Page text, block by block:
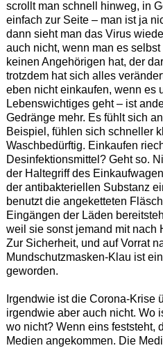
scrollt man schnell hinweg, in
einfach zur Seite – man ist ja
dann sieht man das Virus
auch nicht, wenn man es
keinen Angehörigen hat, der
trotzdem hat sich alles
eben nicht einkaufen, wenn es
Lebenswichtiges geht – ist
Gedränge mehr. Es fühlt sich
Beispiel, fühlen sich schneller
Waschbedürftig. Einkaufen
Desinfektionsmittel? Geht so.
der Haltegriff des
der antibakteriellen Substanz
benutzt die angeketteten
Eingängen der Läden
weil sie sonst jemand mit nach
Zur Sicherheit, und auf Vorrat
Mundschutzmasken-Klau ist
geworden.
Irgendwie ist die Corona-Krise
irgendwie aber auch nicht. Wo
wo nicht? Wenn eins feststeht,
Medien angekommen. Die